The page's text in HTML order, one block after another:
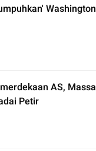
Washington
AS, Massa
Petir